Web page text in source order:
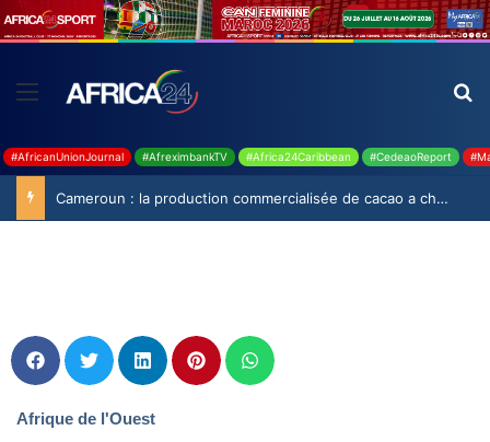
#AfricanUnionJournal #AfreximbankTV #Africa24Caribbean #CedeaoReport
Cameroun : la production commercialisée de cacao a chuté de 19,9% durant la saison 2025-2026
Afrique de l'Ouest